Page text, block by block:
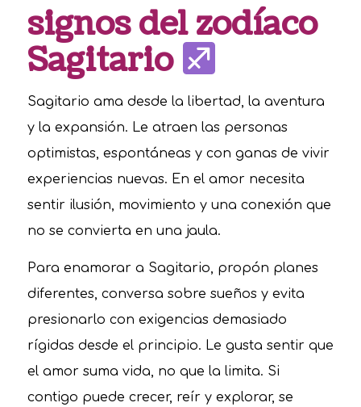
signos del zodíaco
Sagitario
Sagitario ama desde la libertad, la aventura
y la expansión. Le atraen las personas
optimistas, espontáneas y con ganas de vivir
experiencias nuevas. En el amor necesita
sentir ilusión, movimiento y una conexión que
no se convierta en una jaula.
Para enamorar a Sagitario, propón planes
diferentes, conversa sobre sueños y evita
presionarlo con exigencias demasiado
rígidas desde el principio. Le gusta sentir que
el amor suma vida, no que la limita. Si
contigo puede crecer, reír y explorar, se